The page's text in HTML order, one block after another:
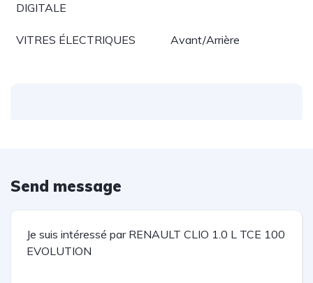
DIGITALE
VITRES ÉLECTRIQUES Avant/Arrière
Send message